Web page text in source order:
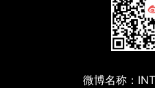
微博名称：